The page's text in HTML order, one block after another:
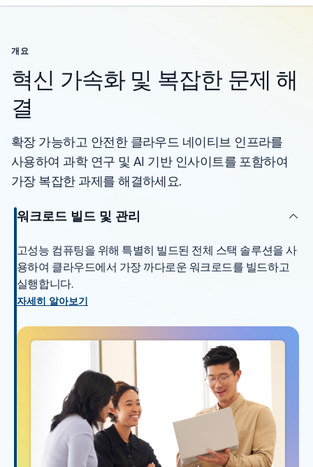
개요
혁신 가속화 및 복잡한 문제 해
결
확장 가능하고 안전한 클라우드 네이티브 인프라를
사용하여 과학 연구 및 AI 기반 인사이트를 포함하여
가장 복잡한 과제를 해결하세요.
워크로드 빌드 및 관리
고성능 컴퓨팅을 위해 특별히 빌드된 전체 스택 솔루션을 사
용하여 클라우드에서 가장 까다로운 워크로드를 빌드하고
실행합니다.
자세히 알아보기